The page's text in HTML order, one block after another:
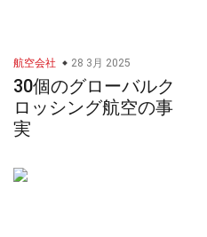
航空会社 28 3月 2025
30個のグローバルク
ロッシング航空の事
実